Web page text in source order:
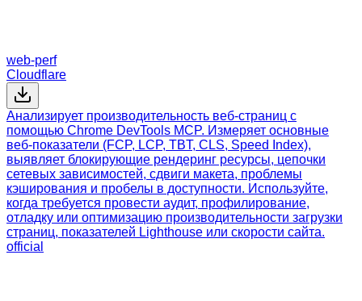
web-perf
Cloudflare
Анализирует производительность веб-страниц с
помощью Chrome DevTools MCP. Измеряет основные
веб-показатели (FCP, LCP, TBT, CLS, Speed Index),
выявляет блокирующие рендеринг ресурсы, цепочки
сетевых зависимостей, сдвиги макета, проблемы
кэширования и пробелы в доступности. Используйте,
когда требуется провести аудит, профилирование,
отладку или оптимизацию производительности загрузки
страниц, показателей Lighthouse или скорости сайта.
official